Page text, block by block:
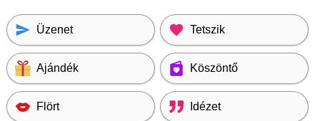
Üzenet Tetszik
Ajándék Köszöntő
Flört Idézet